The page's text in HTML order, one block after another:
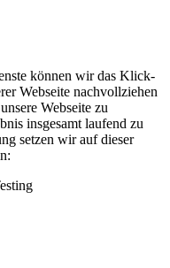
können wir das Klick-
Webseite nachvollziehen
Webseite zu
insgesamt laufend zu
setzen wir auf dieser